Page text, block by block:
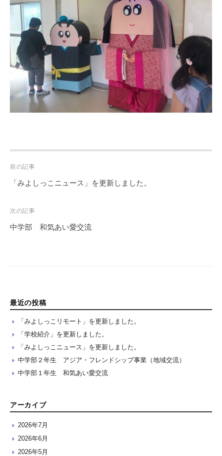
Post
navigation
前の記事
「みよしっこニュース」を更新しました。
次の記事
中学部 和気あい愛交流
最近の投稿
「みよしっこリモート」を更新しました。
「学校紹介」を更新しました。
「みよしっこニュース」を更新しました。
中学部２年生 アジア・フレンドシップ事業（地域交流）
中学部１年生 和気あい愛交流
アーカイブ
2026年7月
2026年6月
2026年5月